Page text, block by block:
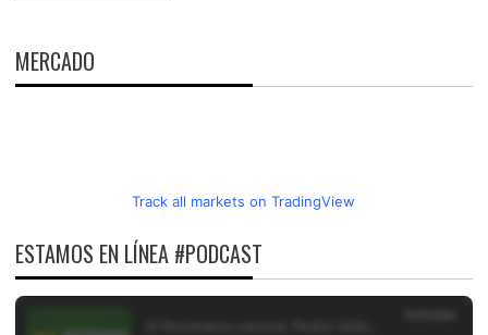
MERCADO
Track all markets on TradingView
ESTAMOS EN LÍNEA #PODCAST